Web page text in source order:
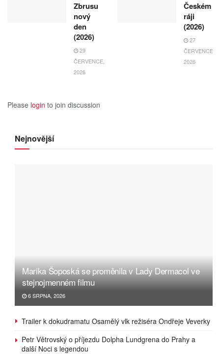
Zbrusu
nový
den
(2026)
29
ČERVENCE,
2026
Českém
ráji
(2026)
27
ČERVENCE,
2026
Please login to join discussion
Nejnovější
Marika Šoposká se proměnila v Lady Dermacol ve
stejnojmenném filmu
6 SRPNA, 2026
Trailer k dokudramatu Osamělý vlk režiséra Ondřeje Veverky
Petr Větrovský o příjezdu Dolpha Lundgrena do Prahy a
další Noci s legendou